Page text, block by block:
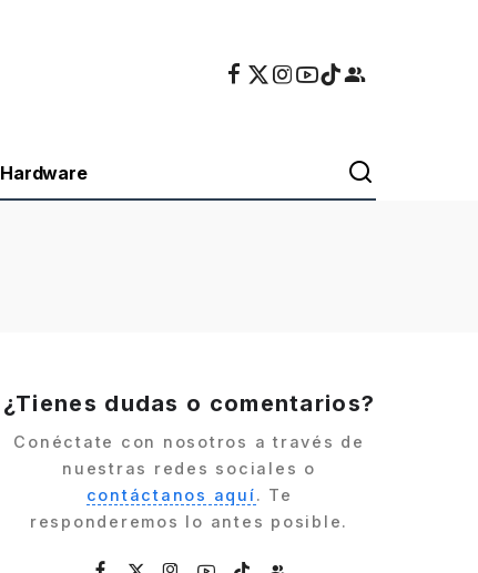
Hardware
¿Tienes dudas o comentarios?
Conéctate con nosotros a través de
nuestras redes sociales o
contáctanos aquí. Te
responderemos lo antes posible.